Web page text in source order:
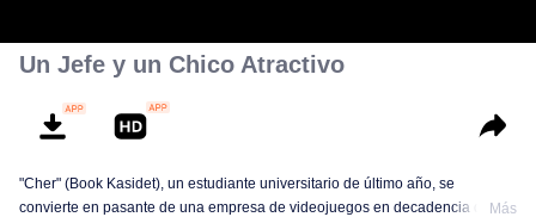
Un Jefe y un Chico Atractivo
"Cher" (Book Kasidet), un estudiante universitario de último año, se
convierte en pasante de una empresa de videojuegos en decadencia queMás